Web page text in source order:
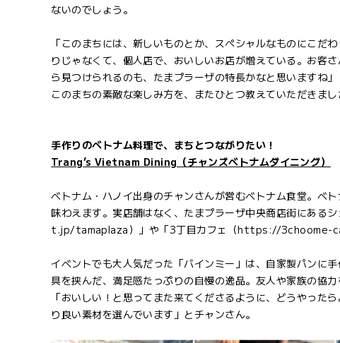
ないのでしょう。
「このまちには、新しいものとか、スペシャルなものにこだ
りじゃなくて、個人店で、おいしいお店が増えている。お客
ら見つけられるのも、たまプラーザの特長かなと思いますね」
このまちの素敵な楽しみ方を、またひとつ教えていただきまし
手作りのベトナム料理で、まちとつながりたい！
Trang’s Vietnam Dining（チャンズベトナムダイニング）
ベトナム・ハノイ出身のチャンさんが営むベトナム食堂。ベ
味わえます。実店舗はなく、たまプラーザ中央商店街にあ
t.jp/tamaplaza）」や「3丁目カフェ（https://3choome-
イベントでも大人気だった「バインミー」は、自家製パンに
具を挟んだ、満足感たっぷりの自慢の逸品。友人や家族の協
「おいしい！と思ってまた来てくださるように、どうやった
り良い素材を選んでいます」とチャンさん。